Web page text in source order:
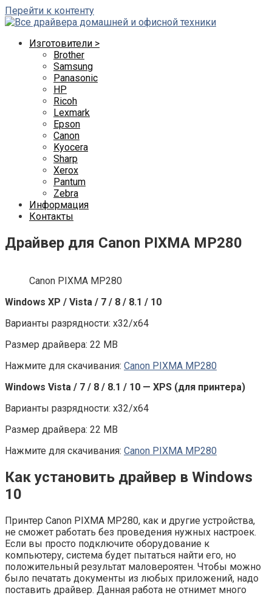
Перейти к контенту
Изготовители >
Brother
Samsung
Panasonic
HP
Ricoh
Lexmark
Epson
Canon
Kyocera
Sharp
Xerox
Pantum
Zebra
Информация
Контакты
Драйвер для Canon PIXMA MP280
Canon PIXMA MP280
Windows XP / Vista / 7 / 8 / 8.1 / 10
Варианты разрядности: x32/x64
Размер драйвера: 22 MB
Нажмите для скачивания: Canon PIXMA MP280
Windows Vista / 7 / 8 / 8.1 / 10 — XPS (для принтера)
Варианты разрядности: x32/x64
Размер драйвера: 22 MB
Нажмите для скачивания: Canon PIXMA MP280
Как установить драйвер в Windows
10
Принтер Canon PIXMA MP280, как и другие устройства,
не сможет работать без проведения нужных настроек.
Если вы просто подключите оборудование к
компьютеру, система будет пытаться найти его, но
положительный результат маловероятен. Чтобы можно
было печатать документы из любых приложений, надо
поставить драйвер. Данная работа не отнимет много